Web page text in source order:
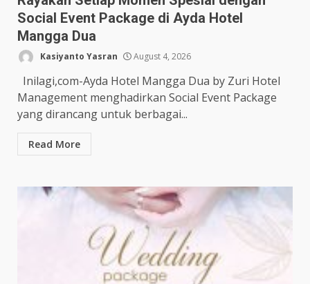
Social Event Package di Ayda Hotel
Mangga Dua
Kasiyanto Yasran August 4, 2026
Inilagi,com-Ayda Hotel Mangga Dua by Zuri Hotel
Management menghadirkan Social Event Package
yang dirancang untuk berbagai...
Read More